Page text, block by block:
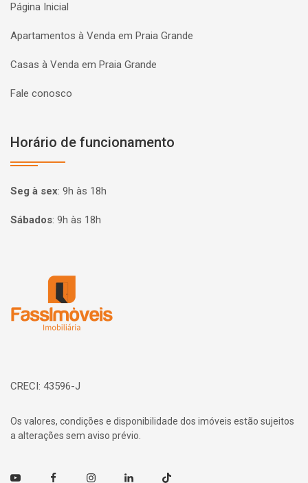
Página Inicial
Apartamentos à Venda em Praia Grande
Casas à Venda em Praia Grande
Fale conosco
Horário de funcionamento
Seg à sex: 9h às 18h
Sábados: 9h às 18h
CRECI: 43596-J
Os valores, condições e disponibilidade dos imóveis estão sujeitos
a alterações sem aviso prévio.
Youtube FacebookInstagramLinkedin TikTok